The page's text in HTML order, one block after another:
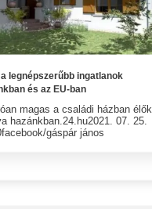
legnépszerűbb ingatlanok
és az EU-ban
magas a családi házban élők
hazánkban.24.hu2021. 07. 25.
gáspár jános